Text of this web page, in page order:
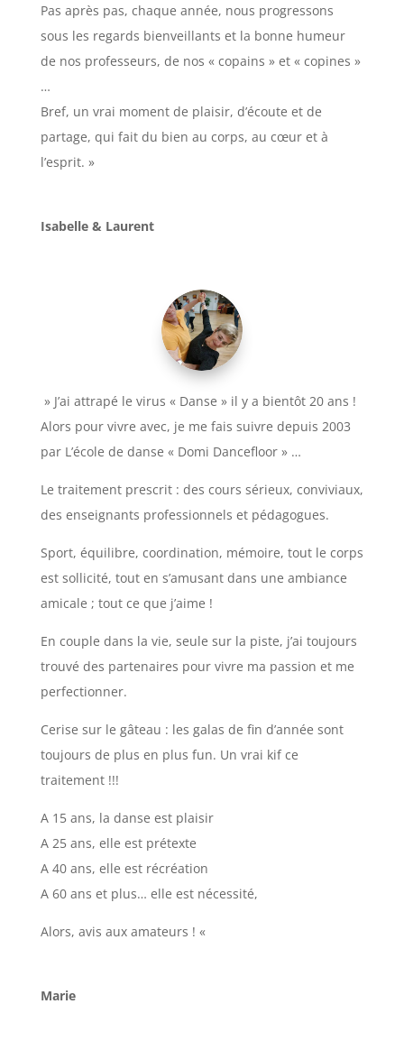
Pas après pas, chaque année, nous progressons
sous les regards bienveillants et la bonne humeur
de nos professeurs, de nos « copains » et « copines »
…
Bref, un vrai moment de plaisir, d’écoute et de
partage, qui fait du bien au corps, au cœur et à
l’esprit. »
Isabelle & Laurent
» J’ai attrapé le virus « Danse » il y a bientôt 20 ans !
Alors pour vivre avec, je me fais suivre depuis 2003
par L’école de danse « Domi Dancefloor » …
Le traitement prescrit : des cours sérieux, conviviaux,
des enseignants professionnels et pédagogues.
Sport, équilibre, coordination, mémoire, tout le corps
est sollicité, tout en s’amusant dans une ambiance
amicale ; tout ce que j’aime !
En couple dans la vie, seule sur la piste, j’ai toujours
trouvé des partenaires pour vivre ma passion et me
perfectionner.
Cerise sur le gâteau : les galas de fin d’année sont
toujours de plus en plus fun. Un vrai kif ce
traitement !!!
A 15 ans, la danse est plaisir
A 25 ans, elle est prétexte
A 40 ans, elle est récréation
A 60 ans et plus… elle est nécessité,
Alors, avis aux amateurs ! «
Marie